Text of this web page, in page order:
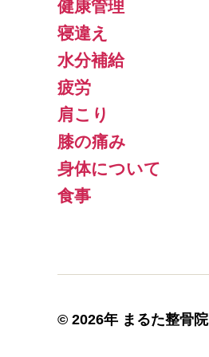
健康管理
寝違え
水分補給
疲労
肩こり
膝の痛み
身体について
食事
© 2026年 まるた整骨院